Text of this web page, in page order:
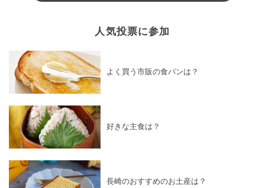
人気投票に参加
よく買う市販の食パンは？
好きな主食は？
長崎のおすすめのお土産は？